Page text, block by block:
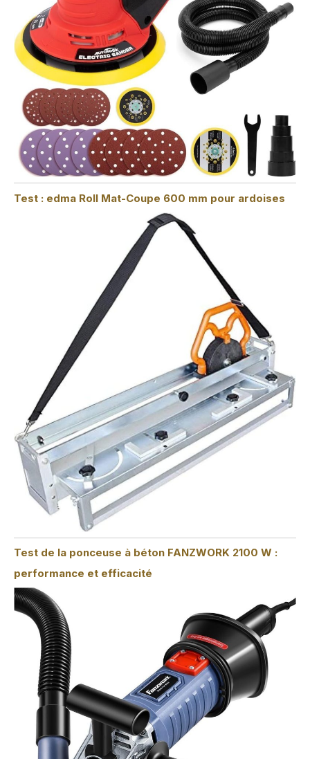
Test : edma Roll Mat-Coupe 600 mm pour ardoises
Test de la ponceuse à béton FANZWORK 2100 W :
performance et efficacité